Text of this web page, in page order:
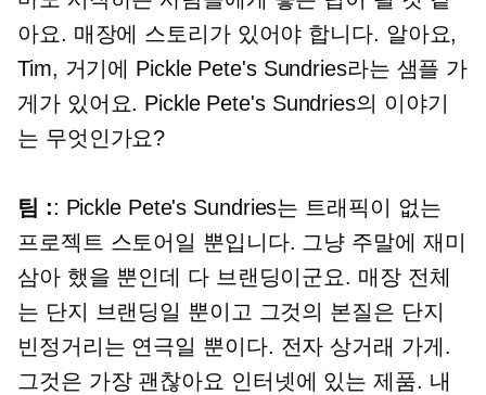
아요. 매장에 스토리가 있어야 합니다. 알아요,
Tim, 거기에 Pickle Pete's Sundries라는 샘플 가
게가 있어요. Pickle Pete's Sundries의 이야기
는 무엇인가요?
팀 :: Pickle Pete's Sundries는 트래픽이 없는
프로젝트 스토어일 뿐입니다. 그냥 주말에 재미
삼아 했을 뿐인데 다 브랜딩이군요. 매장 전체
는 단지 브랜딩일 뿐이고 그것의 본질은 단지
빈정거리는 연극일 뿐이다. 전자 상거래 가게.
그것은 가장 괜찮아요 인터넷에 있는 제품. 내